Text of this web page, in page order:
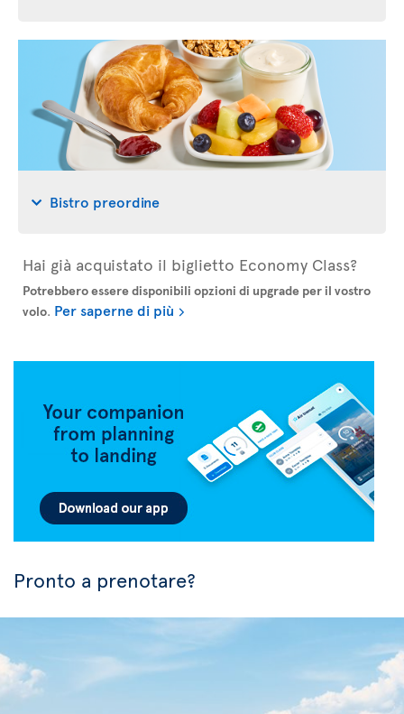
Bistro preordine
Hai già acquistato il biglietto Economy Class?
Potrebbero essere disponibili opzioni di upgrade per il vostro
volo. Per saperne di più
Pronto a prenotare?